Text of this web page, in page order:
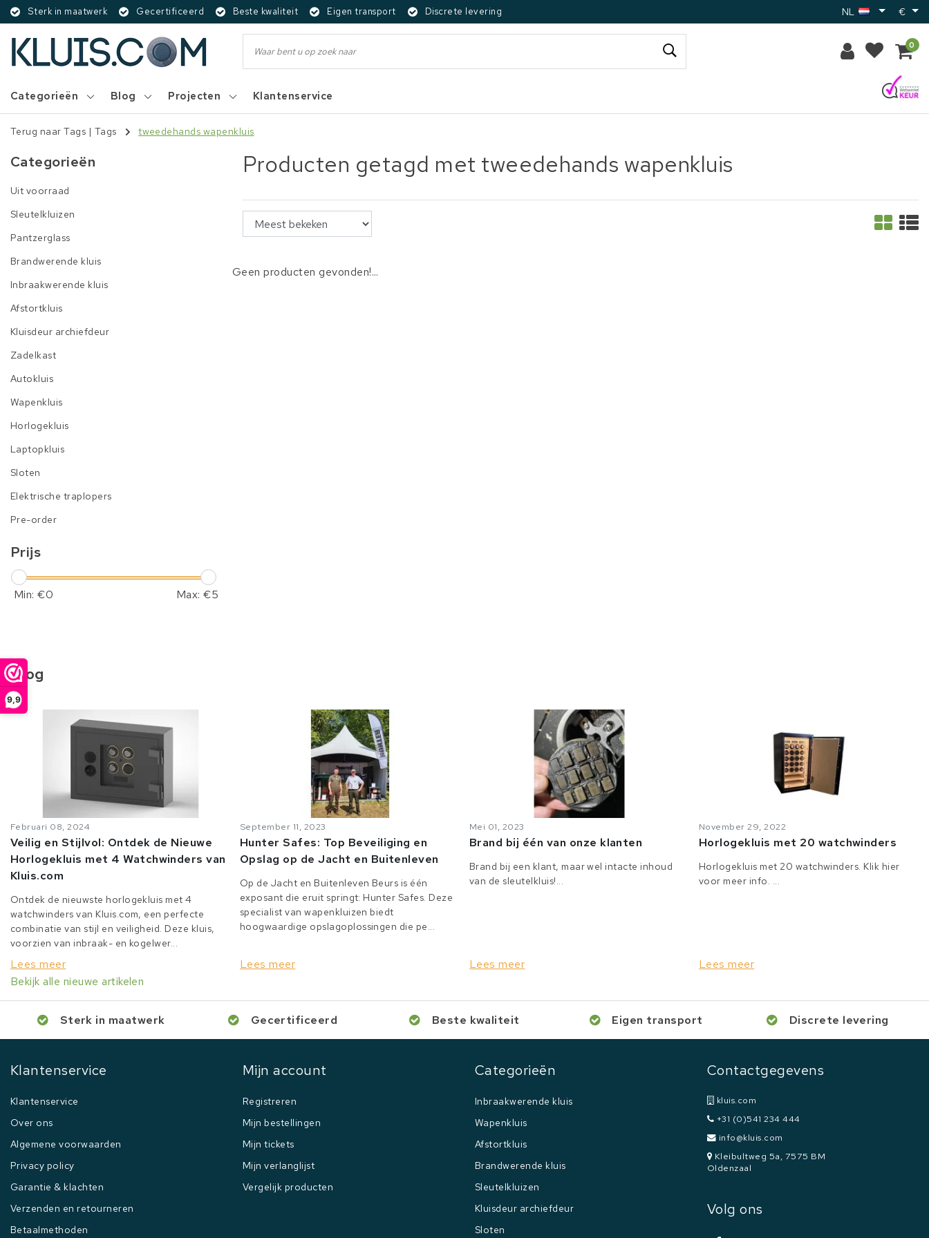
9,9
Sterk in maatwerk Gecertificeerd Beste kwaliteit Eigen transport Discrete levering NL €
0
Categorieën Blog Projecten Klantenservice
Terug naar Tags | Tags tweedehands wapenkluis
Categorieën
Uit voorraad
Sleutelkluizen
Pantzerglass
Brandwerende kluis
Inbraakwerende kluis
Afstortkluis
Kluisdeur archiefdeur
Zadelkast
Autokluis
Wapenkluis
Horlogekluis
Laptopkluis
Sloten
Elektrische traplopers
Pre-order
Prijs
Min: €0 Max: €5
Producten getagd met tweedehands wapenkluis
Geen producten gevonden!...
Blog
Februari 08, 2024
Veilig en Stijlvol: Ontdek de Nieuwe
Horlogekluis met 4 Watchwinders van
Kluis.com
Ontdek de nieuwste horlogekluis met 4
watchwinders van Kluis.com, een perfecte
combinatie van stijl en veiligheid. Deze kluis,
voorzien van inbraak- en kogelwer...
Lees meer
September 11, 2023
Hunter Safes: Top Beveiliging en
Opslag op de Jacht en Buitenleven
Op de Jacht en Buitenleven Beurs is één
exposant die eruit springt: Hunter Safes. Deze
specialist van wapenkluizen biedt
hoogwaardige opslagoplossingen die pe...
Lees meer
Mei 01, 2023
Brand bij één van onze klanten
Brand bij een klant, maar wel intacte inhoud
van de sleutelkluis!...
Lees meer
November 29, 2022
Horlogekluis met 20 watchwinders
Horlogekluis met 20 watchwinders. Klik hier
voor meer info. ...
Lees meer
Bekijk alle nieuwe artikelen
Sterk in maatwerk Gecertificeerd Beste kwaliteit Eigen transport Discrete levering
Klantenservice
Klantenservice
Over ons
Algemene voorwaarden
Privacy policy
Garantie & klachten
Verzenden en retourneren
Betaalmethoden
Mijn account
Registreren
Mijn bestellingen
Mijn tickets
Mijn verlanglijst
Vergelijk producten
Categorieën
Inbraakwerende kluis
Wapenkluis
Afstortkluis
Brandwerende kluis
Sleutelkluizen
Kluisdeur archiefdeur
Sloten
Contactgegevens
kluis.com
+31 (0)541 234 444
info@kluis.com
Kleibultweg 5a, 7575 BM
Oldenzaal
Volg ons